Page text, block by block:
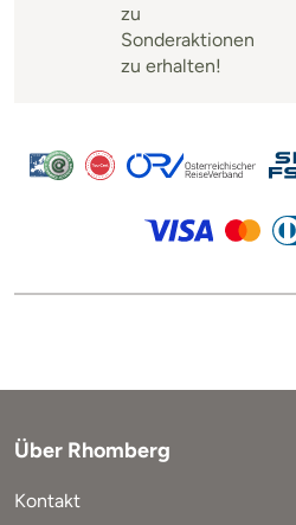
zu
Sonderaktionen
zu erhalten!
Über Rhomberg
Kontakt